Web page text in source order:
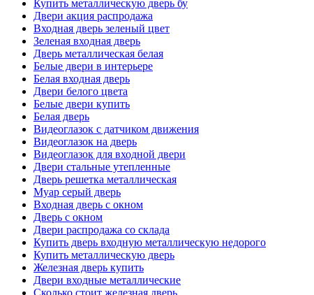
Купить металлическую дверь бу
Двери акция распродажа
Входная дверь зеленый цвет
Зеленая входная дверь
Дверь металлическая белая
Белые двери в интерьере
Белая входная дверь
Двери белого цвета
Белые двери купить
Белая дверь
Видеоглазок с датчиком движения
Видеоглазок на дверь
Видеоглазок для входной двери
Двери стальные утепленные
Дверь решетка металлическая
Муар серый дверь
Входная дверь с окном
Дверь с окном
Двери распродажа со склада
Купить дверь входную металлическую недорого
Купить металлическую дверь
Железная дверь купить
Двери входные металлические
Сколько стоит железная дверь